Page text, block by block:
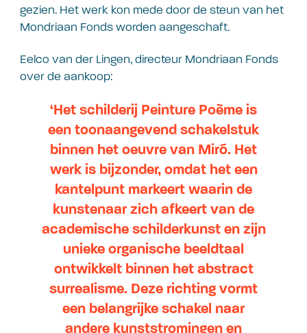
gezien. Het werk kon mede door de steun van het
Mondriaan Fonds worden aangeschaft.
Eelco van der Lingen, directeur Mondriaan Fonds
over de aankoop:
‘Het schilderij Peinture Poème is
een toonaangevend schakelstuk
binnen het oeuvre van Miró. Het
werk is bijzonder, omdat het een
kantelpunt markeert waarin de
kunstenaar zich afkeert van de
academische schilderkunst en zijn
unieke organische beeldtaal
ontwikkelt binnen het abstract
surrealisme. Deze richting vormt
een belangrijke schakel naar
andere kunststromingen en